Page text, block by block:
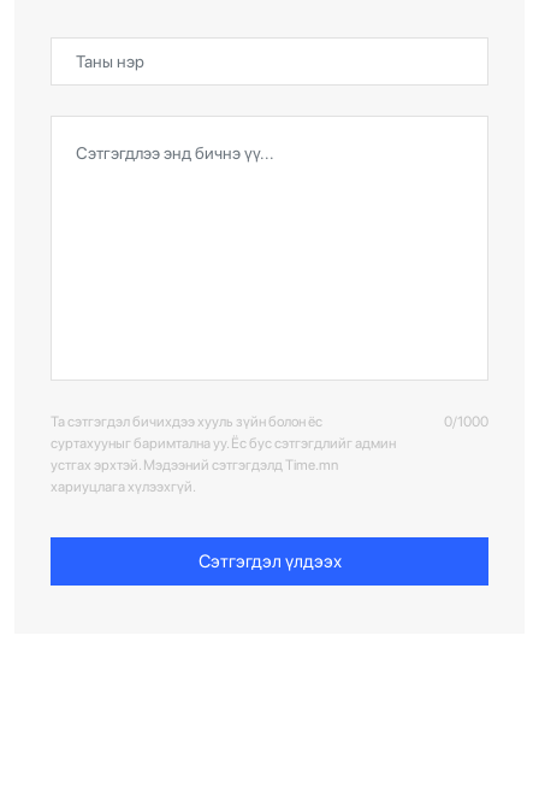
Та сэтгэгдэл бичихдээ хууль зүйн болон ёс
суртахууныг баримтална уу. Ёс бус сэтгэгдлийг админ
устгах эрхтэй. Мэдээний сэтгэгдэлд Time.mn
хариуцлага хүлээхгүй.
0/1000
Сэтгэгдэл үлдээх